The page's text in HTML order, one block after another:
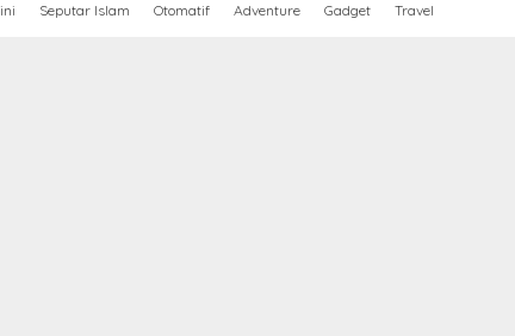
Seputar Islam Otomatif Adventure Gadget Travel